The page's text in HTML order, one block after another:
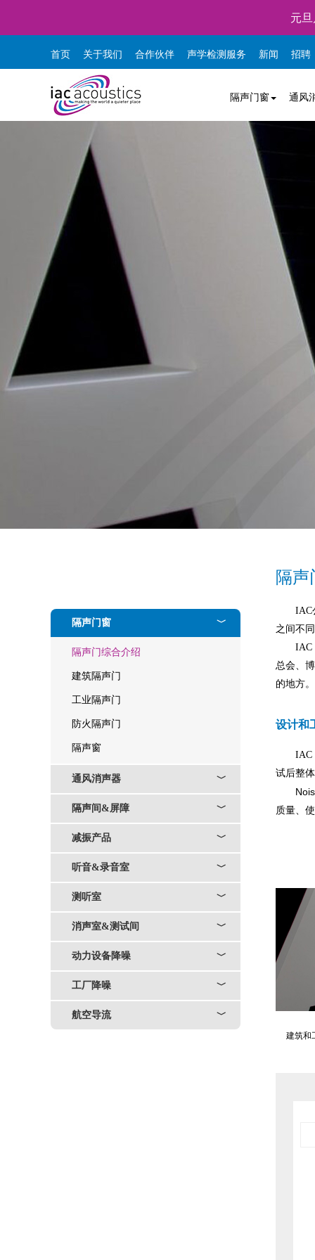
元
首页 关于我们 合作伙伴 声学检测服务 新闻 招聘
隔声门窗 通风
﹀
隔声门窗
隔声门综合介绍
建筑隔声门
工业隔声门
防火隔声门
隔声窗
﹀
通风消声器
﹀
隔声间&屏障
﹀
减振产品
﹀
听音&录音室
﹀
测听室
﹀
消声室&测试间
﹀
动力设备降噪
﹀
工厂降噪
﹀
航空导流
隔声
IAC
之间不
IAC 已
总会、
的地方。
设计和
IAC
试后整
质量、
建筑和